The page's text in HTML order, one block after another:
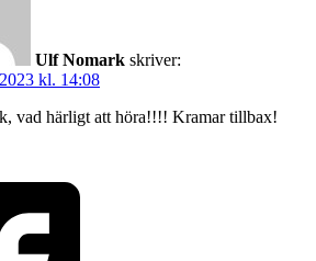
Ulf Nomark skriver:
kl. 14:08
vad härligt att höra!!!! Kramar tillbax!